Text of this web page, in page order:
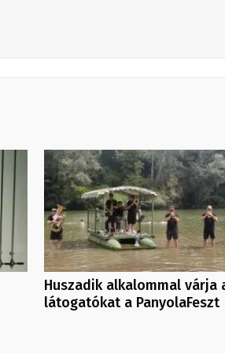
Huszadik alkalommal várja
látogatókat a PanyolaFeszt